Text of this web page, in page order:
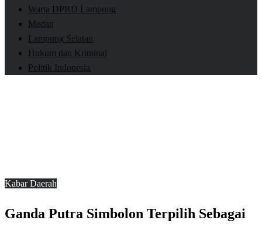
Warta DPRD Lampung
Medan
Lampung Selatan
Hukum dan Kriminal
Politik Indonesia
Kabar Daerah
Ganda Putra Simbolon Terpilih Sebagai